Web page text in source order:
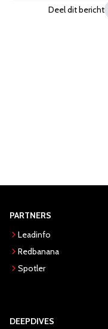
Deel dit bericht
PARTNERS
Leadinfo
Redbanana
Spotler
DEEPDIVES